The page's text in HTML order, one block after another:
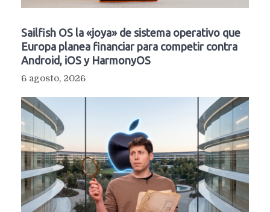
Sailfish OS la «joya» de sistema operativo que
Europa planea financiar para competir contra
Android, iOS y HarmonyOS
6 agosto, 2026